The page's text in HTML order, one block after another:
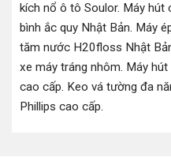
kích nổ ô tô Soulor. Máy hút
bình ắc quy Nhật Bản. Máy
tăm nước H20floss Nhật
xe máy tráng nhôm. Máy hút
cao cấp. Keo vá tường đa
Phillips cao cấp.